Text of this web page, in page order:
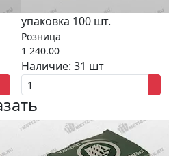
упаковка 100 шт.
Розница
1 240.00
Наличие: 31 шт